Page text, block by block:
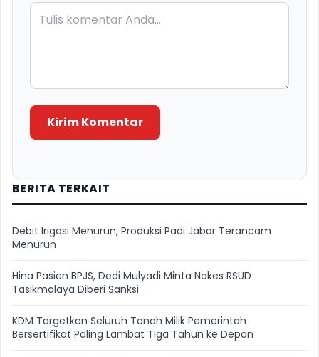
BERITA TERKAIT
Debit Irigasi Menurun, Produksi Padi Jabar Terancam
Menurun
Hina Pasien BPJS, Dedi Mulyadi Minta Nakes RSUD
Tasikmalaya Diberi Sanksi
KDM Targetkan Seluruh Tanah Milik Pemerintah
Bersertifikat Paling Lambat Tiga Tahun ke Depan
Kirim Komentar